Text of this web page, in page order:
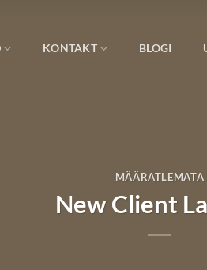
KONTAKT BLOGI
MÄÄRATLEMATA
New Client